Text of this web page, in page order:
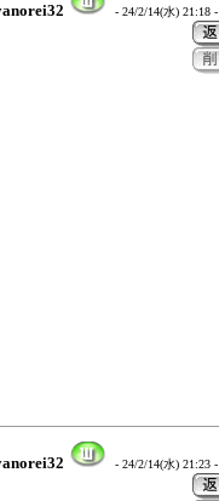
- 24/2/14(水) 21:18 -
- 24/2/14(水) 21:23 -